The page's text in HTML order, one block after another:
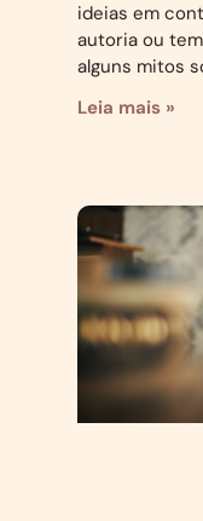
ideias em
autoria ou
alguns mitos
Leia mais »